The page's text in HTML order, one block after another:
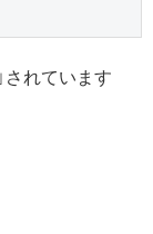
されています